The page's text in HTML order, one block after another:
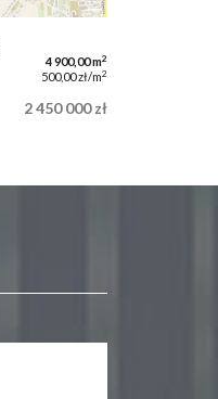
4 900,00 m2
500,00 zł/m2
2 450 000 zł